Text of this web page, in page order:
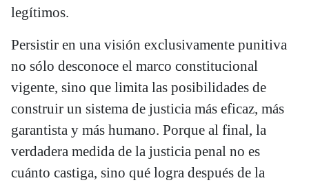
legítimos.
Persistir en una visión exclusivamente punitiva
no sólo desconoce el marco constitucional
vigente, sino que limita las posibilidades de
construir un sistema de justicia más eficaz, más
garantista y más humano. Porque al final, la
verdadera medida de la justicia penal no es
cuánto castiga, sino qué logra después de la